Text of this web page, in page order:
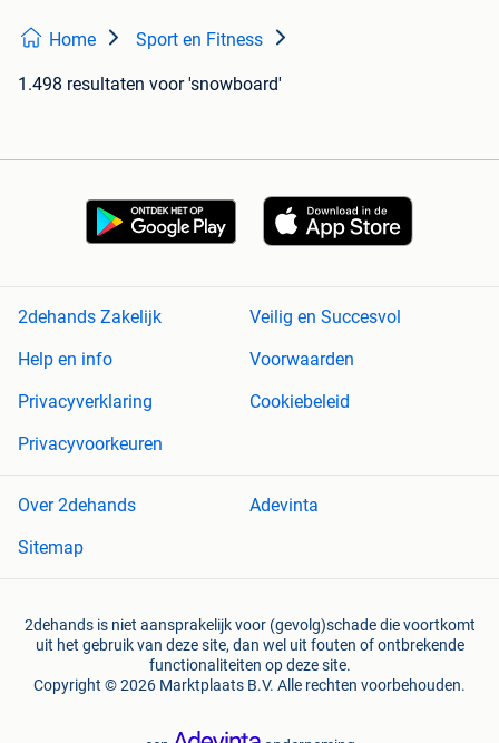
Home Sport en Fitness
1.498 resultaten voor 'snowboard'
2dehands Zakelijk
Veilig en Succesvol
Help en info
Voorwaarden
Privacyverklaring
Cookiebeleid
Privacyvoorkeuren
Over 2dehands
Adevinta
Sitemap
2dehands is niet aansprakelijk voor (gevolg)schade die voortkomt
uit het gebruik van deze site, dan wel uit fouten of ontbrekende
functionaliteiten op deze site.
Copyright © 2026 Marktplaats B.V. Alle rechten voorbehouden.